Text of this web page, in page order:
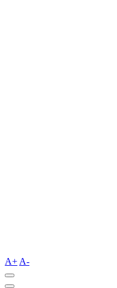
A+ A-